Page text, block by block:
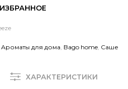
Ароматы для дома Bago home Саше
ХАРАКТЕРИСТИКИ